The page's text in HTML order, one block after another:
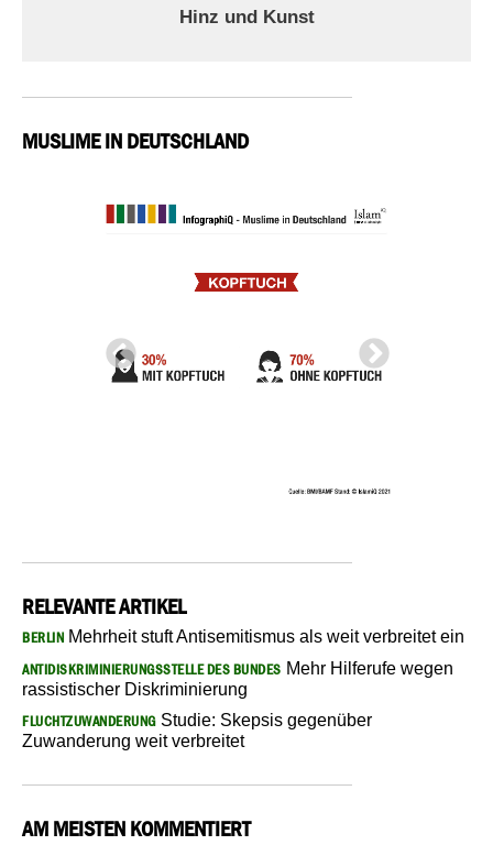
Hinz und Kunst
MUSLIME IN DEUTSCHLAND
RELEVANTE ARTIKEL
BERLIN Mehrheit stuft Antisemitismus als weit verbreitet ein
ANTIDISKRIMINIERUNGSSTELLE DES BUNDES Mehr Hilferufe wegen
rassistischer Diskriminierung
FLUCHTZUWANDERUNGStudie: Skepsis gegenüber
Zuwanderung weit verbreitet
AM MEISTEN KOMMENTIERT